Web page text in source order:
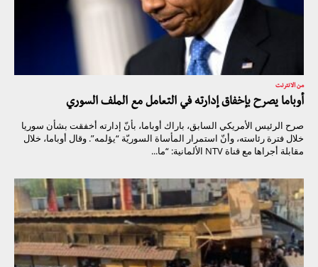
من الانترنت
أوباما يصرح بإخفاق إدارته في التعامل مع الملف السوري
صرح الرئيس الأمريكي السابق، باراك أوباما، بأنّ إدارته أخفقت بشأن سوريا
خلال فترة رئاسته، وأنّ استمرار المأساة السوريّة “يؤلمه”. وقال أوباما، خلال
مقابلة أجراها مع قناة NTV الألمانية: “ما...